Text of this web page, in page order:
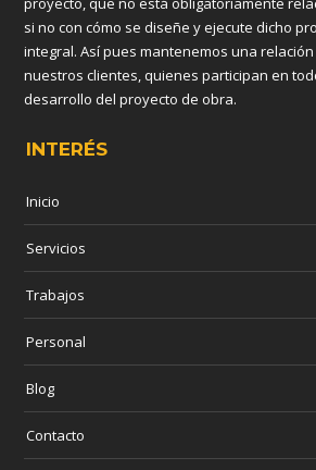
si no con cómo se diseñe y ejecute dicho
integral. Así pues mantenemos una
nuestros clientes, quienes participan en
desarrollo del proyecto de obra.
INTERÉS
Inicio
Servicios
Trabajos
Personal
Blog
Contacto